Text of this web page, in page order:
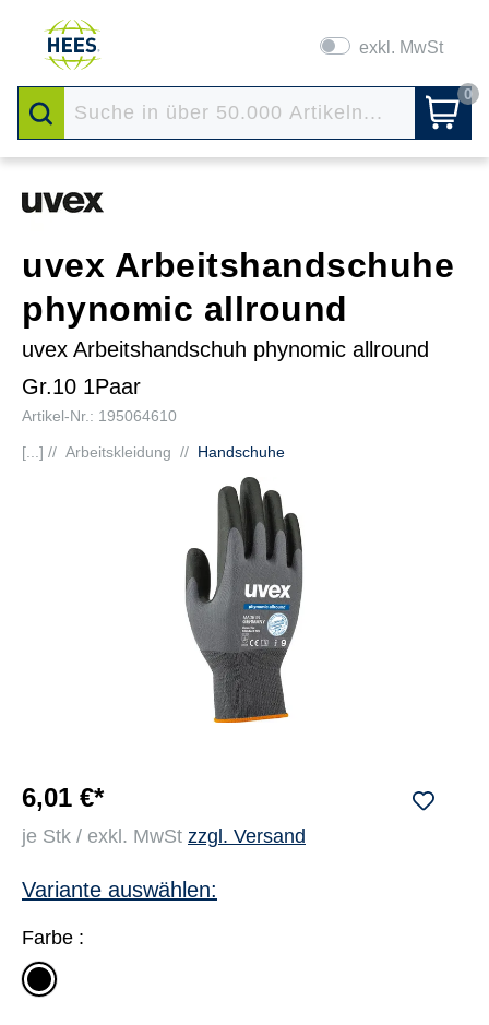
exkl. MwSt
0
uvex Arbeitshandschuhe
phynomic allround
uvex Arbeitshandschuh phynomic allround
Gr.10 1Paar
Artikel-Nr.: 195064610
[...] // Arbeitskleidung // Handschuhe
6,01 €*
je Stk / exkl. MwSt zzgl. Versand
Variante auswählen:
Farbe :
grau/schwarz